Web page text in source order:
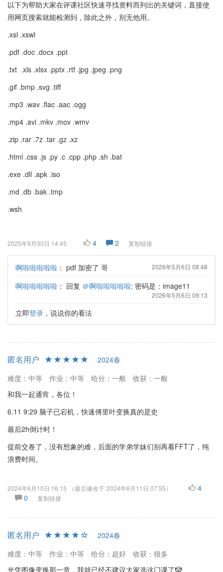
以下为帮助大家在评课社区快速寻找资料而列出的关键词，直接使
用网页搜索就能检测到，除此之外，别无他用。
.xsl .xswl
.pdf .doc .docx .ppt
.txt .xls .xlsx .pptx .rtf .jpg .jpeg .png
.gif .bmp .svg .tiff
.mp3 .wav .flac .aac .ogg
.mp4 .avi .mkv .mov .wmv
.zip .rar .7z .tar .gz .xz
.html .css .js .py .c .cpp .php .sh .bat
.exe .dll .apk .iso
.md .db .bak .tmp
.wsh
2025年9月30日 14:45 4 2 复制链接
啊啦啦啦啦啦 ： pdf 加密了 哥 2026年5月6日 08:48
啊啦啦啦啦啦 ： 回复 ＠啊啦啦啦啦啦: 密码是：image11
2026年5月6日 09:13
立即登录 ，说说你的看法
匿名用户
2024春
难度：中等
作业：中等 给分：一般
收获：一般
和我一起通宵，各位！
6.11 9:29 脑子已宕机，快速傅里叶变换真的是史
最后2h倒计时！
提前交卷了，没有想象的难，后面的学弟学妹们别再看FFT了，纯
浪费时间。
2024年6月10日 16:15 （最后修改于 2024年6月11日 07:55）
4
0
复制链接
匿名用户
2024春
难度：中等
作业：中等 给分：超好
收获：很多
光凭图像变换那一章，我就已经不建议大家选这门课了🤡